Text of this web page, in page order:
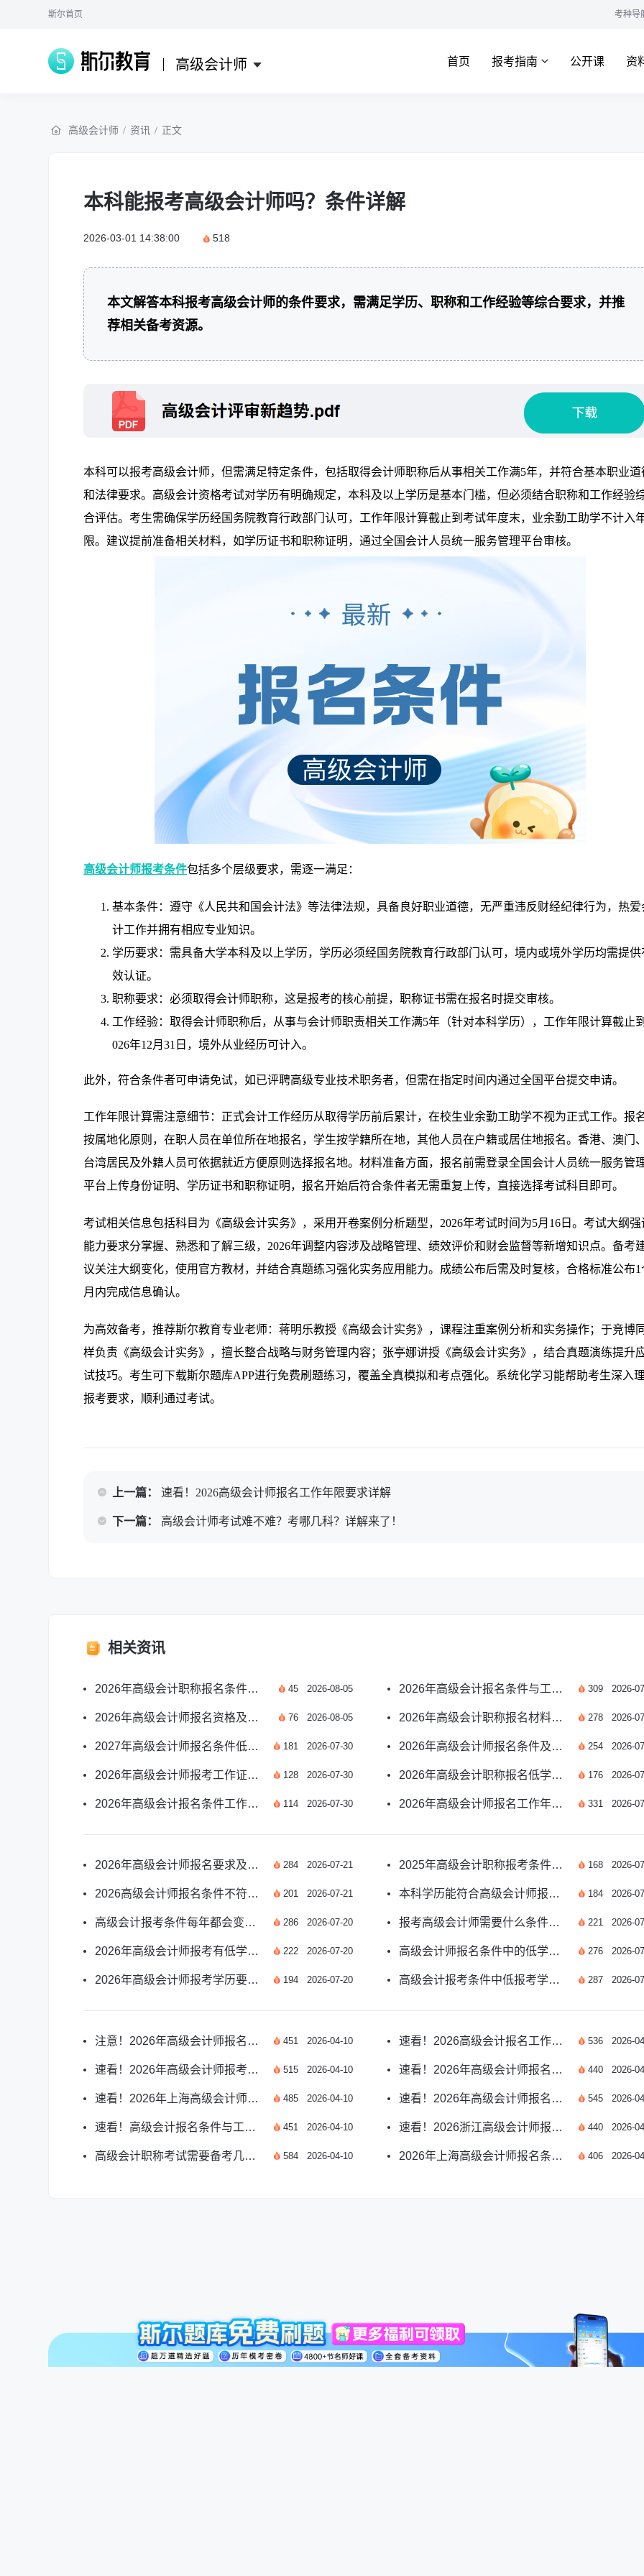
斯尔首页 考种导
高级会计师 首页 报考指南 公开课 资
高级会计师 / 资讯 / 正文
本科能报考高级会计师吗？条件详解
2026-03-01 14:38:00 518
本文解答本科报考高级会计师的条件要求，需满足学历、职称和工作经验等综合要求，并推
荐相关备考资源。
本科可以报考高级会计师，但需满足特定条件，包括取得会计师职称后从事相关工作满5年，并符合基本职业道
和法律要求。高级会计资格考试对学历有明确规定，本科及以上学历是基本门槛，但必须结合职称和工作经验
合评估。考生需确保学历经国务院教育行政部门认可，工作年限计算截止到考试年度末，业余勤工助学不计入
限。建议提前准备相关材料，如学历证书和职称证明，通过全国会计人员统一服务管理平台审核。
高级会计师报考条件包括多个层级要求，需逐一满足：
基本条件：遵守《人民共和国会计法》等法律法规，具备良好职业道德，无严重违反财经纪律行为，热爱
计工作并拥有相应专业知识。
学历要求：需具备大学本科及以上学历，学历必须经国务院教育行政部门认可，境内或境外学历均需提供
效认证。
职称要求：必须取得会计师职称，这是报考的核心前提，职称证书需在报名时提交审核。
工作经验：取得会计师职称后，从事与会计师职责相关工作满5年（针对本科学历），工作年限计算截止
026年12月31日，境外从业经历可计入。
此外，符合条件者可申请免试，如已评聘高级专业技术职务者，但需在指定时间内通过全国平台提交申请。
工作年限计算需注意细节：正式会计工作经历从取得学历前后累计，在校生业余勤工助学不视为正式工作。报
按属地化原则，在职人员在单位所在地报名，学生按学籍所在地，其他人员在户籍或居住地报名。香港、澳门、
台湾居民及外籍人员可依据就近方便原则选择报名地。材料准备方面，报名前需登录全国会计人员统一服务管
平台上传身份证明、学历证书和职称证明，报名开始后符合条件者无需重复上传，直接选择考试科目即可。
考试相关信息包括科目为《高级会计实务》，采用开卷案例分析题型，2026年考试时间为5月16日。考试大纲强
能力要求分掌握、熟悉和了解三级，2026年调整内容涉及战略管理、绩效评价和财会监督等新增知识点。备考
议关注大纲变化，使用官方教材，并结合真题练习强化实务应用能力。成绩公布后需及时复核，合格标准公布1
月内完成信息确认。
为高效备考，推荐斯尔教育专业老师：蒋明乐教授《高级会计实务》，课程注重案例分析和实务操作；于竞博同
样负责《高级会计实务》，擅长整合战略与财务管理内容；张亭娜讲授《高级会计实务》，结合真题演练提升
试技巧。考生可下载斯尔题库APP进行免费刷题练习，覆盖全真模拟和考点强化。系统化学习能帮助考生深入
报考要求，顺利通过考试。
上一篇： 速看！2026高级会计师报名工作年限要求详解
下一篇： 高级会计师考试难不难？考哪几科？详解来了！
相关资讯
2026年高级会计职称报名条件学历相关规定详解 45 2026-08-05
2026年高级会计师报名资格及报考要求官方汇总 76 2026-08-05
2027年高级会计师报名条件低学历要求官方解读 181 2026-07-30
2026年高级会计师报考工作证明要求官方详解 128 2026-07-30
2026年高级会计报名条件工作经验具体要求汇总 114 2026-07-30
2026年高级会计报名条件与工作年限关系官方解读 309 2026-
2026年高级会计职称报名材料清单及准备指南 278 2026-
2026年高级会计师报名条件及报考要求官方解读 254 2026-
2026年高级会计职称报名低学历要求官方解读 176 2026-
2026年高级会计师报名工作年限规定官方解读 331 2026-
2026年高级会计师报名要求及报考条件新官方汇总 284 2026-07-21
2026高级会计师报名条件不符还能参加考试吗 201 2026-07-21
高级会计报考条件每年都会变化吗？2026年政策解读 286 2026-07-20
2026年高级会计师报考有低学历要求吗？官方解答 222 2026-07-20
2026年高级会计师报考学历要求及相关事项说明 194 2026-07-20
2025年高级会计职称报考条件及工作年限计算详解 168 2026-
本科学历能符合高级会计师报考条件吗？ 184 2026-
报考高级会计师需要什么条件？一文详解 221 2026-
高级会计师报名条件中的低学历是什么？ 276 2026-
高级会计报考条件中低报考学历是什么？ 287 2026-
注意！2026年高级会计师报名条件与要求已公布 451 2026-04-10
速看！2026年高级会计师报考条件与时间全解析 515 2026-04-10
速看！2026年上海高级会计师报名条件全解析 485 2026-04-10
速看！高级会计报名条件与工作年限深度解析 451 2026-04-10
高级会计职称考试需要备考几年？报考年限权威解析 584 2026-04-10
速看！2026高级会计报名工作经验具体要求详解 536 2026-
速看！2026年高级会计师报名资格详解 440 2026-
速看！2026年高级会计师报名工作经验要求详解 545 2026-
速看！2026浙江高级会计师报考条件与时间全解析 440 2026-
2026年上海高级会计师报名条件详解：资格要求与流程 406 2026-